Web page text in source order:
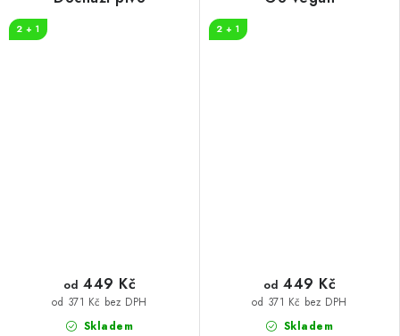
2 + 1
Skladem
od 371 Kč bez DPH
od 449 Kč
2 + 1
Skladem
od 371 Kč bez DPH
od 449 Kč